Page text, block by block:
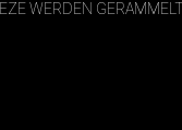
WERDEN